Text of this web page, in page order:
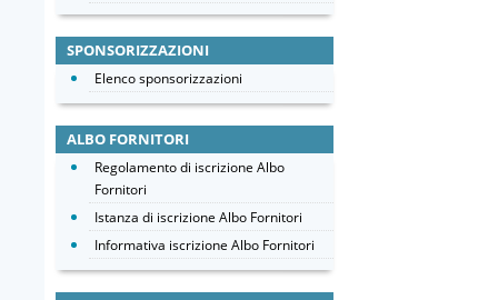
SPONSORIZZAZIONI
Elenco sponsorizzazioni
ALBO FORNITORI
Regolamento di iscrizione Albo
Fornitori
Istanza di iscrizione Albo Fornitori
Informativa iscrizione Albo Fornitori